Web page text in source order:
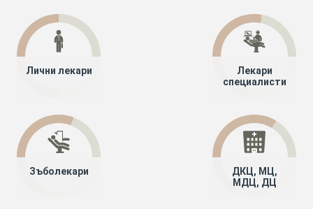
Лични лекари
Лекари
специалисти
Зъболекари
ДКЦ, МЦ,
МДЦ, ДЦ